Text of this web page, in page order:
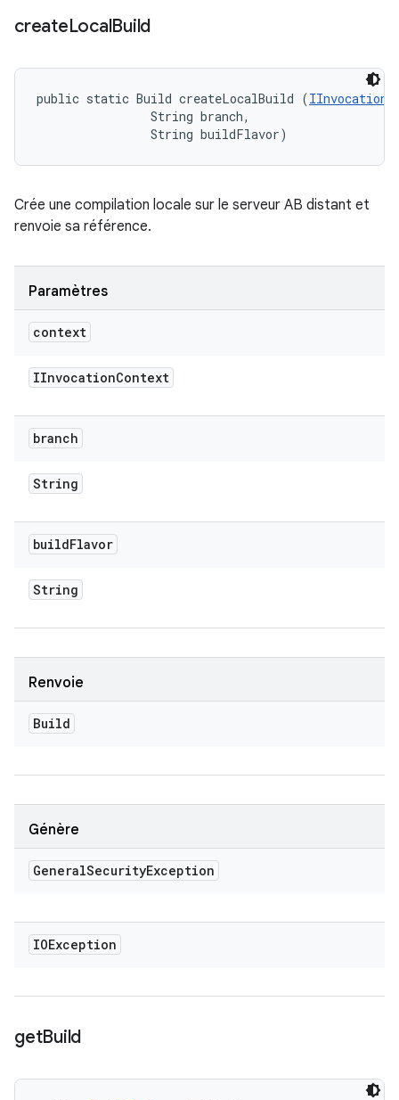
createLocalBuild
public static Build createLocalBuild (
                String branch,
                String buildFlavor)
Crée une compilation locale sur le serveur AB distant et
renvoie sa référence.
Paramètres
context
IInvocationContext
branch
String
buildFlavor
String
Renvoie
Build
Génère
GeneralSecurityException
IOException
getBuild